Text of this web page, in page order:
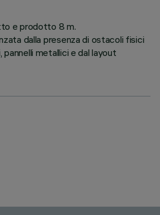
e prodotto 8 m.
dalla presenza di ostacoli fisici
metallici e dal layout